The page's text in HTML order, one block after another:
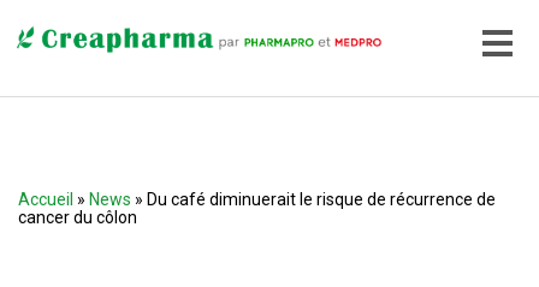
Accueil » News » Du café diminuerait le risque de récurrence de
cancer du côlon